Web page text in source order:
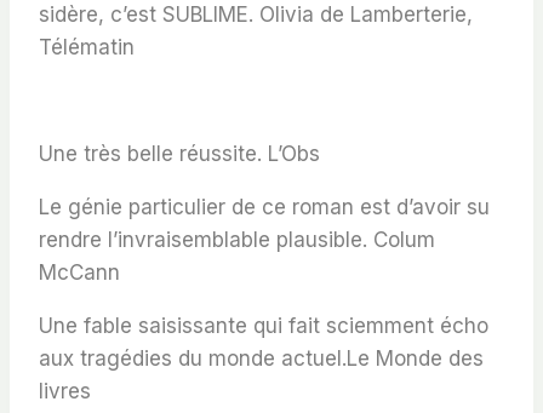
sidère, c’est SUBLIME. Olivia de Lamberterie,
Télématin
Une très belle réussite. L’Obs
Le génie particulier de ce roman est d’avoir su
rendre l’invraisemblable plausible. Colum
McCann
Une fable saisissante qui fait sciemment écho
aux tragédies du monde actuel.Le Monde des
livres